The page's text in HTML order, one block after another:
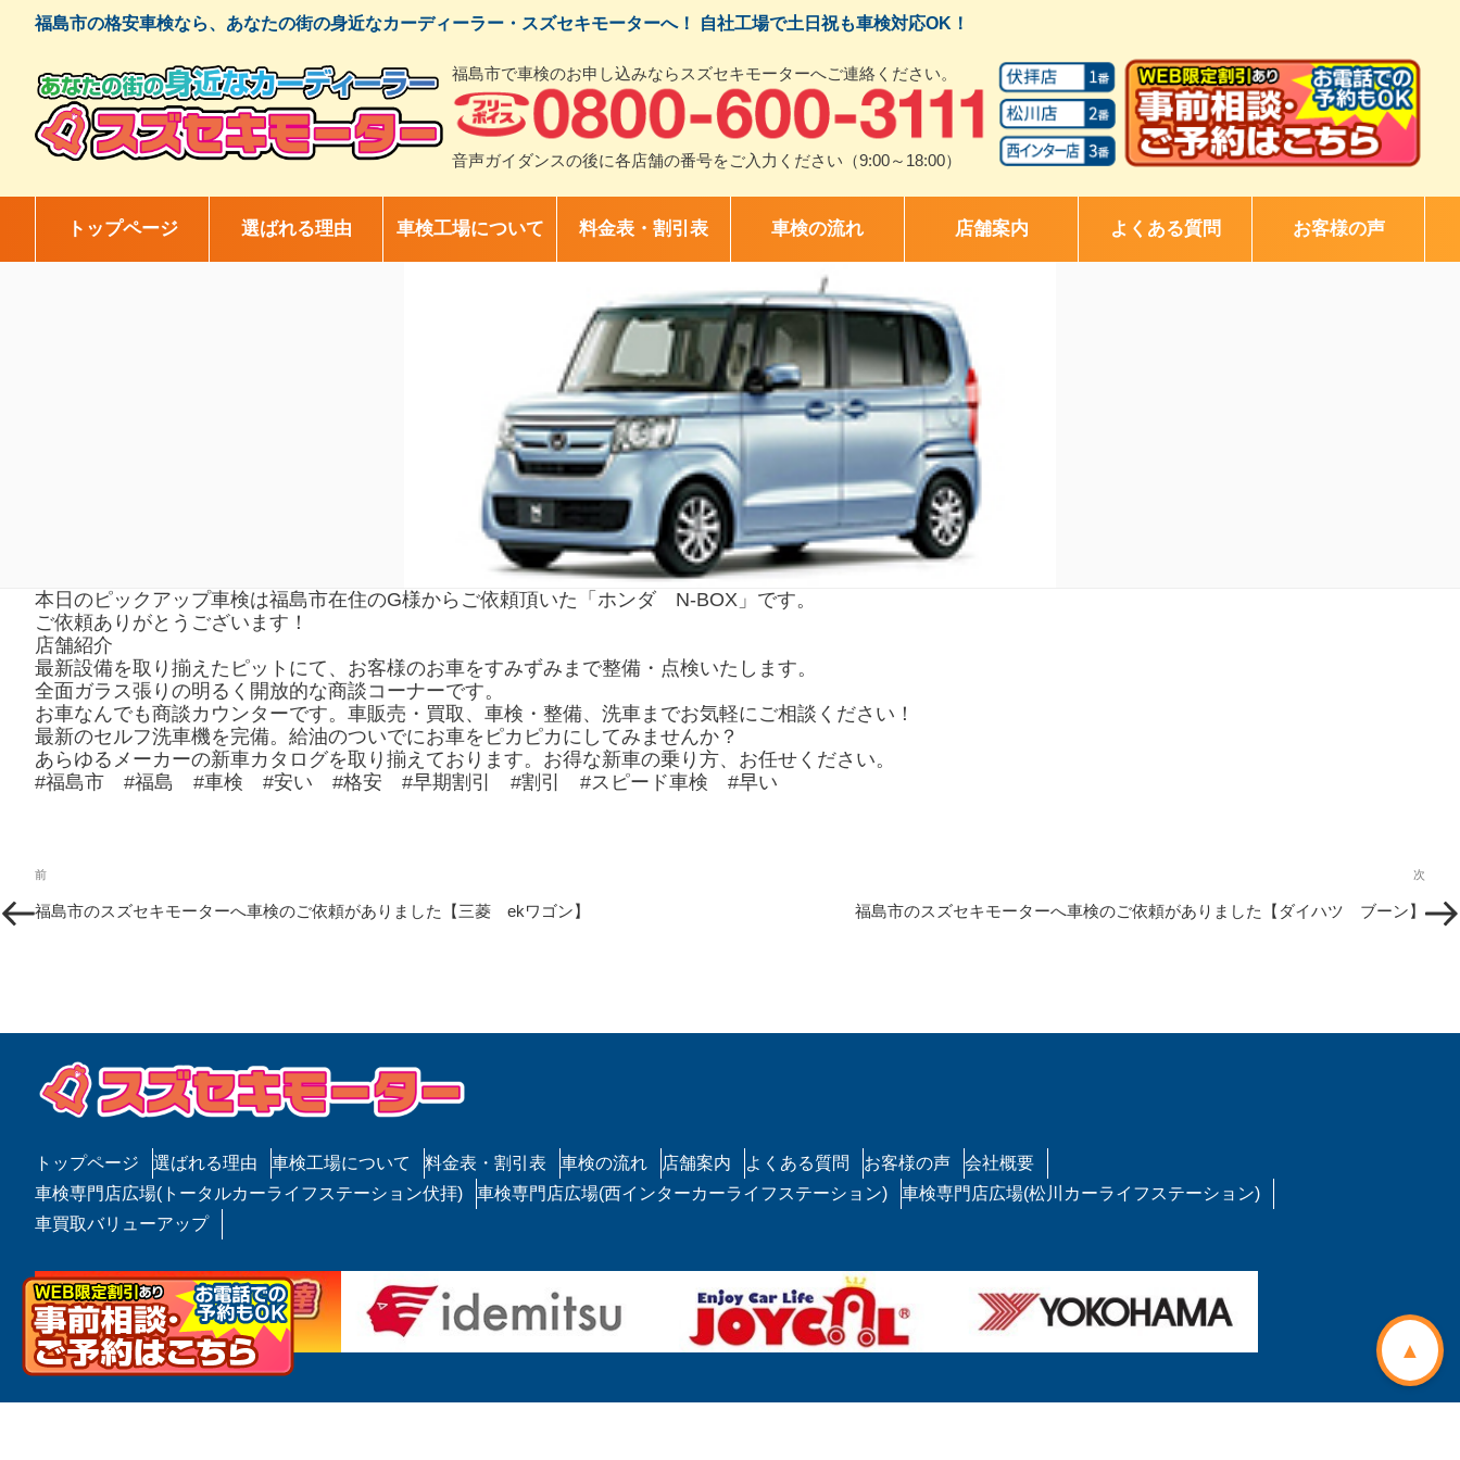
ッ
福島市の格安車検なら、あなたの街の身近なカーディーラー・スズセキモーターへ！ 自社工場で土日祝も車検対応OK！
福島市で車検のお申し込みならスズセキモーターへご連絡ください。
音声ガイダンスの後に各店舗の番号をご入力ください（9:00～18:00）
▲
トップページ 選ばれる理由 車検工場について 料金表・割引表 車検の流れ 店舗案内 よくある質問 お客様の声
本日のピックアップ車検は福島市在住のG様からご依頼頂いた「ホンダ N-BOX」です。
ご依頼ありがとうございます！
店舗紹介
最新設備を取り揃えたピットにて、お客様のお車をすみずみまで整備・点検いたします。
全面ガラス張りの明るく開放的な商談コーナーです。
お車なんでも商談カウンターです。車販売・買取、車検・整備、洗車までお気軽にご相談ください！
最新のセルフ洗車機を完備。給油のついでにお車をピカピカにしてみませんか？
あらゆるメーカーの新車カタログを取り揃えております。お得な新車の乗り方、お任せください。
#福島市 #福島 #車検 #安い #格安 #早期割引 #割引 #スピード車検 #早い
投
稿
ナ
ー
シ
ョ
過
の
前
福島市のスズセキモーターへ車検のご依頼がありました【三菱 ekワゴン】
投
次
福島市のスズセキモーターへ車検のご依頼がありました【ダイハツ ブーン】
トップページ 選ばれる理由 車検工場について 料金表・割引表 車検の流れ 店舗案内 よくある質問 お客様の声
会社概要
車検専門店広場(トータルカーライフステーション伏拝)
車検専門店広場(西インターカーライフステーション)
車検専門店広場(松川カーライフステーション)
車買取バリューアップ